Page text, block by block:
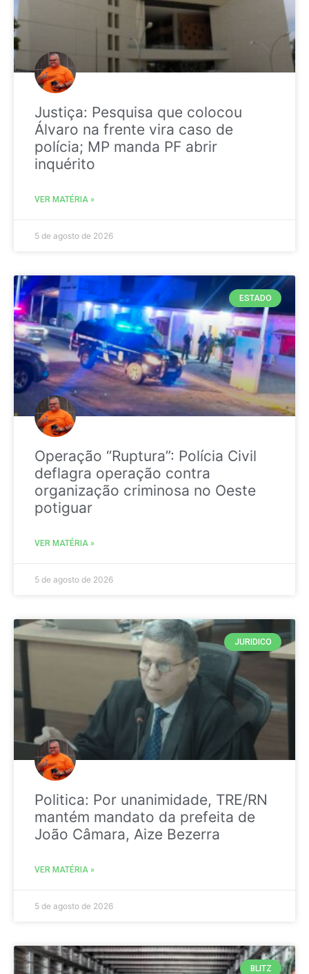
Justiça: Pesquisa que colocou
Álvaro na frente vira caso de
polícia; MP manda PF abrir
inquérito
VER MATÉRIA »
5 de agosto de 2026
ESTADO
Operação “Ruptura”: Polícia Civil
deflagra operação contra
organização criminosa no Oeste
potiguar
VER MATÉRIA »
5 de agosto de 2026
JURIDICO
Politica: Por unanimidade, TRE/RN
mantém mandato da prefeita de
João Câmara, Aize Bezerra
VER MATÉRIA »
5 de agosto de 2026
BLITZ